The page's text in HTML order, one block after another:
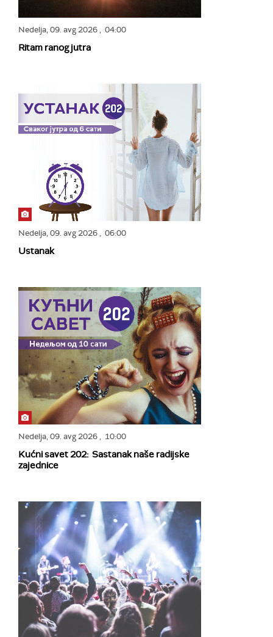
Nedelja,09. avg 2026, 04:00
Ritam ranog jutra
Nedelja,09. avg 2026, 06:00
Ustanak
Nedelja,09. avg 2026, 10:00
Kućni savet 202: Sastanak naše radijske
zajednice